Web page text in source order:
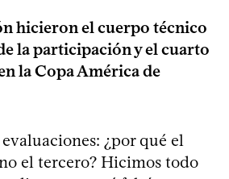
hicieron el cuerpo técnico
la participación y el cuarto
la Copa América de
¿por qué el
el tercero? Hicimos todo